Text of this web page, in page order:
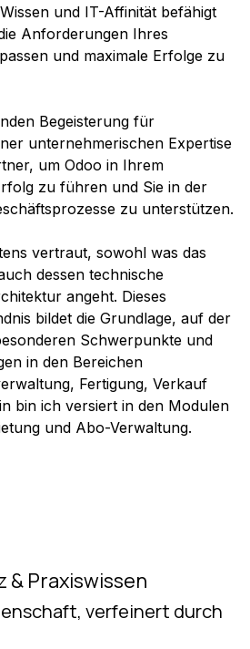
und IT-Affinität befähigt
Anforderungen Ihres
und maximale Erfolge zu
Begeisterung für
unternehmerischen Expertise
um Odoo in Ihrem
zu führen und Sie in der
zu unterstützen.
vertraut, sowohl was das
dessen technische
angeht. Dieses
bildet die Grundlage, auf der
Schwerpunkte und
in den Bereichen
Fertigung, Verkauf
bin ich versiert in den Modulen
und Abo-Verwaltung.
& Praxiswissen
verfeinert durch